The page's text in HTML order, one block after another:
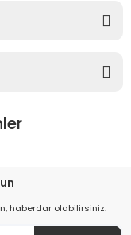
haberdar olabilirsiniz.